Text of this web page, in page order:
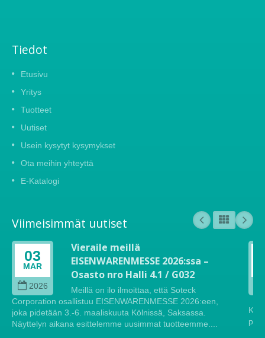
Tiedot
Etusivu
Yritys
Tuotteet
Uutiset
Usein kysytyt kysymykset
Ota meihin yhteyttä
E-Katalogi
Viimeisimmät uutiset
03
MAR
2026
Vieraile meillä
EISENWARENMESSE 2026:ssa –
Osasto nro Halli 4.1 / G032
Meillä on ilo ilmoittaa, että Soteck
Corporation osallistuu EISENWARENMESSE 2026:een,
joka pidetään 3.-6. maaliskuuta Kölnissä, Saksassa.
Näyttelyn aikana esittelemme uusimmat tuotteemme....